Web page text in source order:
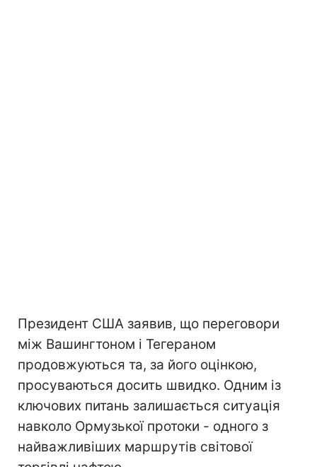
Президент США заявив, що переговори
між Вашингтоном і Тегераном
продовжуються та, за його оцінкою,
просуваються досить швидко. Одним із
ключових питань залишається ситуація
навколо Ормузької протоки - одного з
найважливіших маршрутів світової